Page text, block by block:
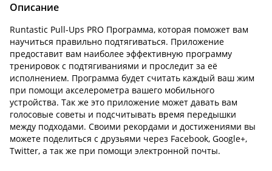
Описание
Runtastic Pull-Ups PRO Программа, которая поможет вам
научиться правильно подтягиваться. Приложение
предоставит вам наиболее эффективную программу
тренировок с подтягиваниями и проследит за её
исполнением. Программа будет считать каждый ваш жим
при помощи акселерометра вашего мобильного
устройства. Так же это приложение может давать вам
голосовые советы и подсчитывать время передышки
между подходами. Своими рекордами и достижениями вы
можете поделиться с друзьями через Facebook, Google+,
Twitter, а так же при помощи электронной почты.